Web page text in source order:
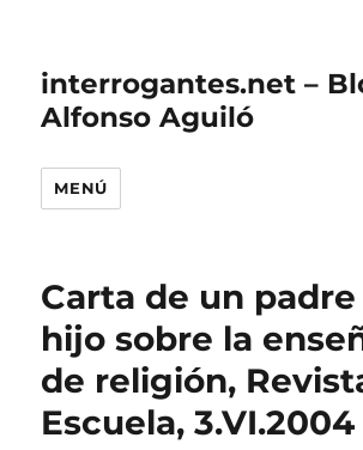
interrogantes.net –
Alfonso Aguiló
MENÚ
Carta de un padre
hijo sobre la
de religión,
Escuela, 3.VI.2004